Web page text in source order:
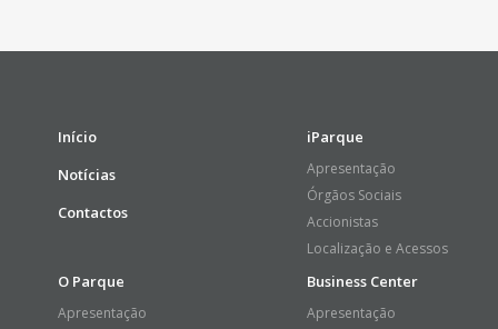
Início
Notícias
Contactos
iParque
Apresentação
Órgãos Sociais
Accionistas
Localização e Acessos
O Parque
Apresentação
Business Center
Apresentação